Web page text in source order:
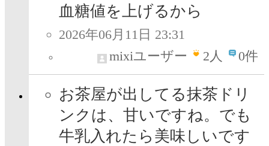
血糖値を上げるから
2026年06月11日 23:31
mixiユーザー
2人 0件
お茶屋が出してる抹茶ドリ
ンクは、甘いですね。でも
牛乳入れたら美味しいです